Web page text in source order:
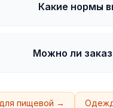
Какие нормы
Можно ли
пищевой →